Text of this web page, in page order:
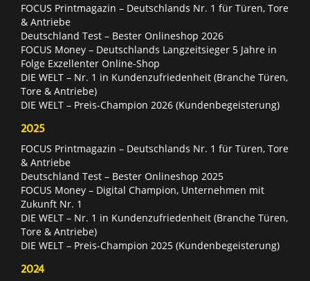
FOCUS Printmagazin – Deutschlands Nr. 1 für Türen, Tore
& Antriebe
Deutschland Test – Bester Onlineshop 2026
FOCUS Money – Deutschlands Langzeitsieger 5 Jahre in
Folge Exzellenter Online-Shop
DIE WELT – Nr. 1 in Kundenzufriedenheit (Branche Türen,
Tore & Antriebe)
DIE WELT – Preis-Champion 2026 (Kundenbegeisterung)
2025
FOCUS Printmagazin – Deutschlands Nr. 1 für Türen, Tore
& Antriebe
Deutschland Test – Bester Onlineshop 2025
FOCUS Money – Digital Champion, Unternehmen mit
Zukunft Nr. 1
DIE WELT – Nr. 1 in Kundenzufriedenheit (Branche Türen,
Tore & Antriebe)
DIE WELT – Preis-Champion 2025 (Kundenbegeisterung)
2024